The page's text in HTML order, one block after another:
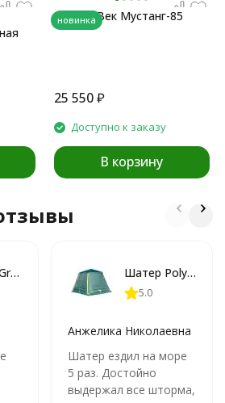
новинка
Рюкзак Век Мустанг-85
25 550 ₽
Доступно к заказу
В корзину
Палатка GreenLand Troll 2-местная Шатер Polygon 400 зелёный цвет
5.0
Анжелика Николаевна
Шатер ездил на море
5 раз. Достойно
выдержал все шторма,